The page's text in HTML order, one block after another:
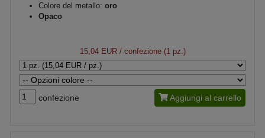
Colore del metallo: oro
Opaco
15,04 EUR/ confezione (1 pz.)
confezione Aggiungi al carrello